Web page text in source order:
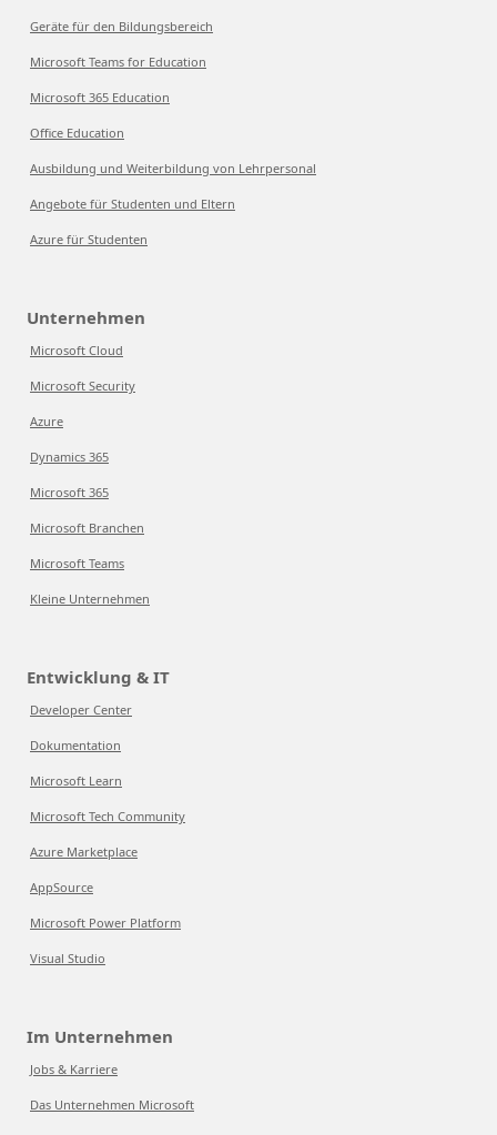
Geräte für den Bildungsbereich
Microsoft Teams for Education
Microsoft 365 Education
Office Education
Ausbildung und Weiterbildung von Lehrpersonal
Angebote für Studenten und Eltern
Azure für Studenten
Unternehmen
Microsoft Cloud
Microsoft Security
Azure
Dynamics 365
Microsoft 365
Microsoft Branchen
Microsoft Teams
Kleine Unternehmen
Entwicklung & IT
Developer Center
Dokumentation
Microsoft Learn
Microsoft Tech Community
Azure Marketplace
AppSource
Microsoft Power Platform
Visual Studio
Im Unternehmen
Jobs & Karriere
Das Unternehmen Microsoft